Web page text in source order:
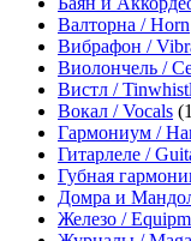
Валторна / Horn
Вибрафон /
Виолончель /
Вистл /
Вокал / Vocals
Гармониум /
Гитарлеле /
Губная
Домра и
Железо /